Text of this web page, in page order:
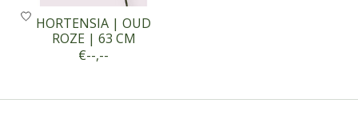
HORTENSIA | OUD
ROZE | 63 CM
€--,--